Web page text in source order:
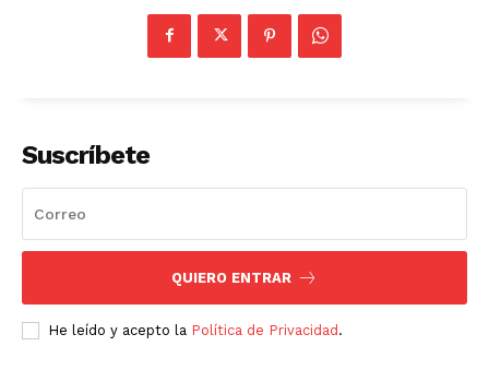
Suscríbete
QUIERO ENTRAR
He leído y acepto la Política de Privacidad.